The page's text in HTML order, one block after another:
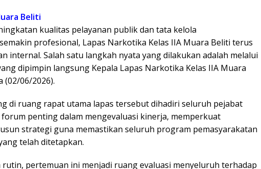
Beliti
kualitas pelayanan publik dan tata kelola
profesional, Lapas Narkotika Kelas IIA Muara Beliti terus
internal. Salah satu langkah nyata yang dilakukan adalah melalui
dipimpin langsung Kepala Lapas Narkotika Kelas IIA Muara
(02/06/2026).
di ruang rapat utama lapas tersebut dihadiri seluruh pejabat
penting dalam mengevaluasi kinerja, memperkuat
strategi guna memastikan seluruh program pemasyarakatan
telah ditetapkan.
rutin, pertemuan ini menjadi ruang evaluasi menyeluruh terhadap